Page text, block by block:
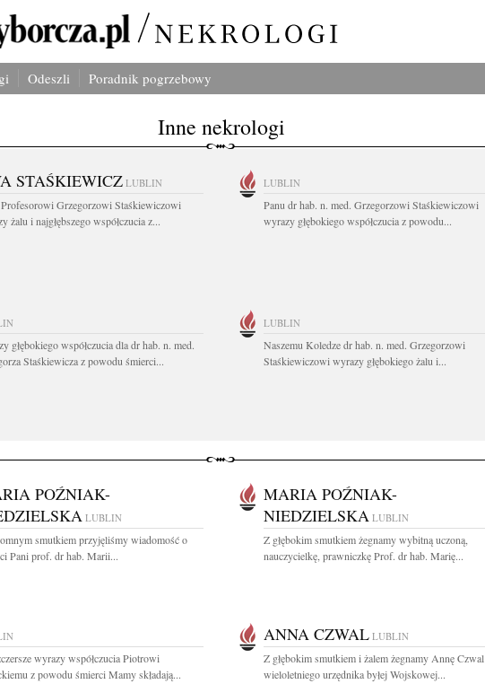
Odeszli Poradnik pogrzebowy
Inne nekrologi
STAŚKIEWICZ LUBLIN
Grzegorzowi Staśkiewiczowi
żalu i najgłębszego współczucia z...
LUBLIN
Panu dr hab. n. med. Grzegorzowi Staśkiewiczowi
wyrazy głębokiego współczucia z powodu...
głębokiego współczucia dla dr hab. n. med.
Staśkiewicza z powodu śmierci...
LUBLIN
Naszemu Koledze dr hab. n. med. Grzegorzowi
Staśkiewiczowi wyrazy głębokiego żalu i...
POŹNIAK-
LUBLIN
smutkiem przyjęliśmy wiadomość o
Pani prof. dr hab. Marii...
MARIA POŹNIAK-
NIEDZIELSKA LUBLIN
Z głębokim smutkiem żegnamy wybitną uczoną,
nauczycielkę, prawniczkę Prof. dr hab. Marię...
wyrazy współczucia Piotrowi
z powodu śmierci Mamy składają...
ANNA CZWAL LUBLIN
Z głębokim smutkiem i żalem żegnamy Annę Czwal
wieloletniego urzędnika byłej Wojskowej...